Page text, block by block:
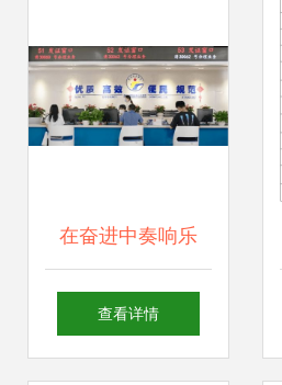
管理与服务创新
在奋进中奏响乐
章，福田扬帆再起
查看详情